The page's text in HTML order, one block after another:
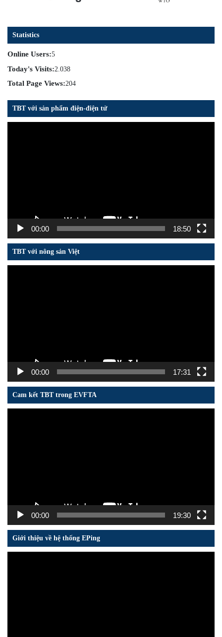
Statistics
Online Users:5
Today's Visits:2.038
Total Page Views:204
TBT với sản phẩm điện-điện tử
00:00 18:50
TBT với nông sản Việt
00:00 17:31
Cam kết TBT trong EVFTA
00:00 19:30
Giới thiệu về hệ thống EPing